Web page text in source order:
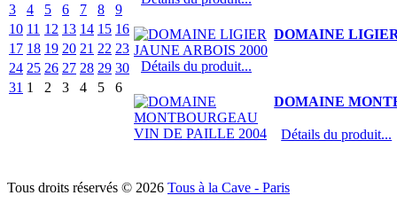
3
4 5 6 7 8
9
10 11 12 13 14 15 16
17 18 19 20 21 22 23
24 25 26 27 28 29 30
31 1 2 3 4 5 6
DOMAINE
Détails du produit...
DOMAINE
Détails du produit...
Tous droits réservés © 2026 Tous à la Cave - Paris